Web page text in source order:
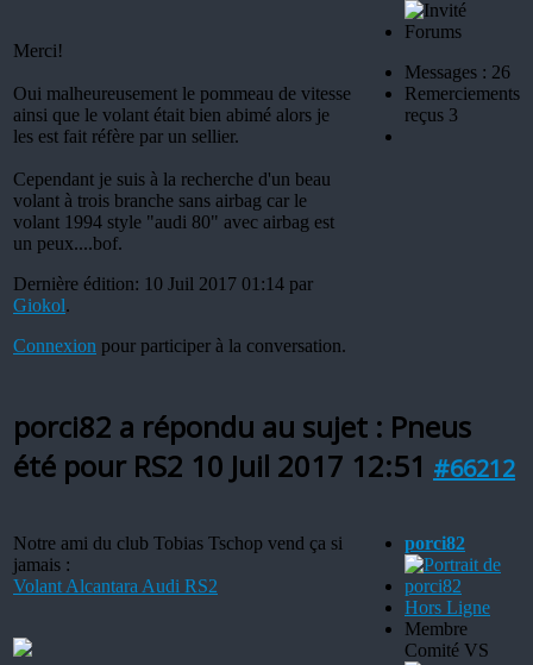
Merci!
Oui malheureusement le pommeau de vitesse
ainsi que le volant était bien abimé alors je
les est fait réfère par un sellier.
Cependant je suis à la recherche d'un beau
volant à trois branche sans airbag car le
volant 1994 style "audi 80" avec airbag est
un peux....bof.
Dernière édition: 10 Juil 2017 01:14 par
Giokol.
Connexion pour participer à la conversation.
Messages : 26
Remerciements
reçus 3
porci82 a répondu au sujet : Pneus
été pour RS2 10 Juil 2017 12:51 #66212
Notre ami du club Tobias Tschop vend ça si
jamais :
Volant Alcantara Audi RS2
porci82
Hors Ligne
Membre
Comité VS